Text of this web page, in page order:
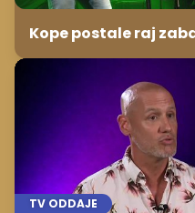
Kope postale raj
TV ODDAJE